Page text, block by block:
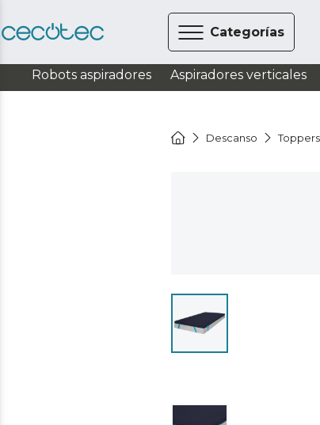
Categorías
Robots aspiradores Aspiradores verticales
Descanso Toppers